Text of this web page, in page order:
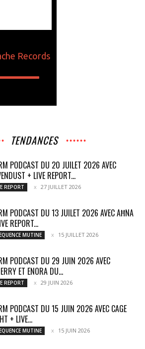
TENDANCES
PODCAST DU 20 JUILET 2026 AVEC
+ LIVE REPORT...
REPORT 27 JUILLET 2026
PODCAST DU 13 JUILET 2026 AVEC AĦNA
REPORT...
MUTINE 15 JUILLET 2026
PODCAST DU 29 JUIN 2026 AVEC
ET ENORA DU...
REPORT 29 JUIN 2026
PODCAST DU 15 JUIN 2026 AVEC CAGE
+ LIVE...
MUTINE 15 JUIN 2026